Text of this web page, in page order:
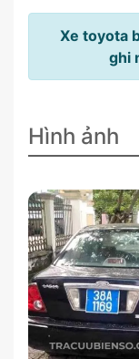
Xe toyota
ghi
Hình ảnh